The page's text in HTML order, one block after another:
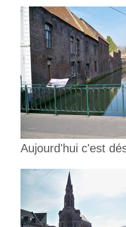
Aujourd'hui c'est